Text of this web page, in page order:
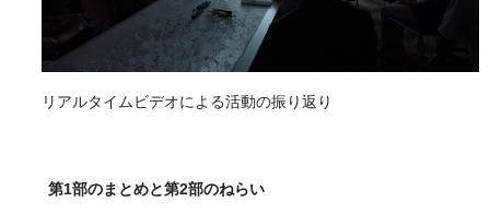
リアルタイムビデオによる活動の振り返り
第1部のまとめと第2部のねらい